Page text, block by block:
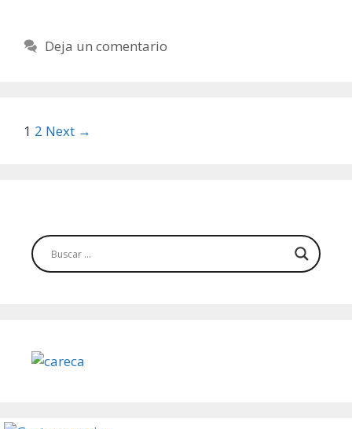
Deja un comentario
Post
1 2 Next →